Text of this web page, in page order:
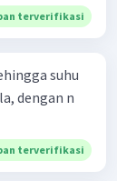
terverifikasi
suhu
dengan n
terverifikasi